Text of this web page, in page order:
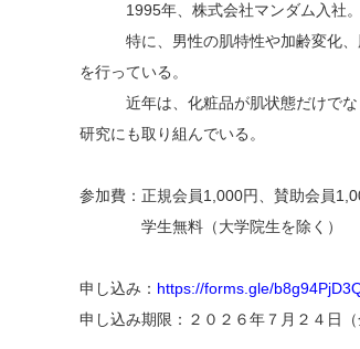
1995年、株式会社マンダム入社。入
特に、男性の肌特性や加齢変化、肌
を行っている。
近年は、化粧品が肌状態だけでなく
研究にも取り組んでいる。
参加費：正規会員1,000円、賛助会員
学生無料（大学院生を除く）
申し込み： https://forms.gle/
申し込み期限：２０２６年７月２４日（